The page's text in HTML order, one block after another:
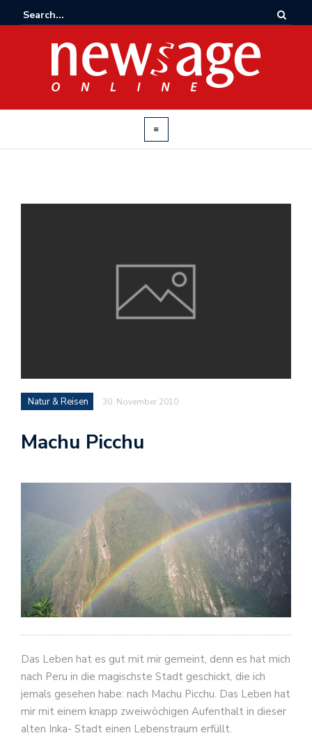
Natur & Reisen 30. November 2010
Machu Picchu
Das Leben hat es gut mit mir gemeint, denn es hat mich
nach Peru in die magischste Stadt geschickt, die ich
jemals gesehen habe: nach Machu Picchu. Das Leben hat
mir mit einem knapp zweiwöchigen Aufenthalt in dieser
alten Inka- Stadt einen Lebenstraum erfüllt.